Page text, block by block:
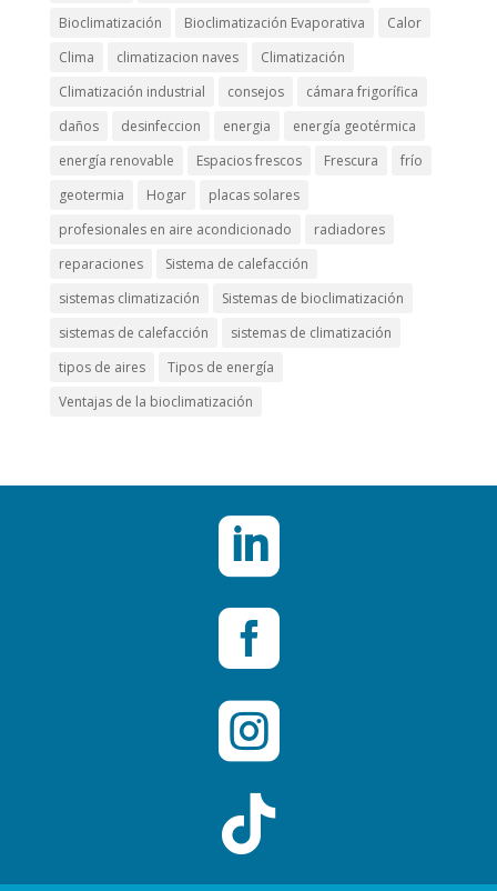
Bioclimatización
Bioclimatización Evaporativa
Calor
Clima
climatizacion naves
Climatización
Climatización industrial
consejos
cámara frigorífica
daños
desinfeccion energia
energía geotérmica
energía renovable
Espacios frescos Frescura
frío
geotermia
Hogar
placas solares
profesionales en aire acondicionado
radiadores
reparaciones
Sistema de calefacción
sistemas climatización
Sistemas de bioclimatización
sistemas de calefacción
sistemas de climatización
tipos de aires
Tipos de energía
Ventajas de la bioclimatización



